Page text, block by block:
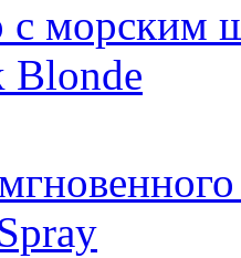
морским
Blonde